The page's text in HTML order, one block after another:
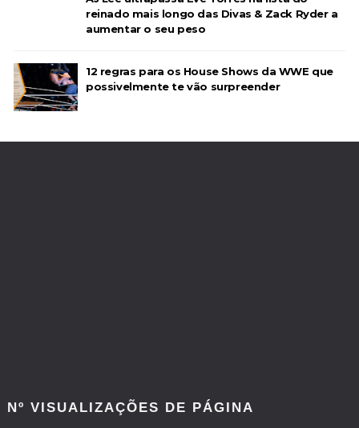
reinado mais longo das Divas & Zack Ryder a
aumentar o seu peso
12 regras para os House Shows da WWE que
possivelmente te vão surpreender
Nº VISUALIZAÇÕES DE PÁGINA